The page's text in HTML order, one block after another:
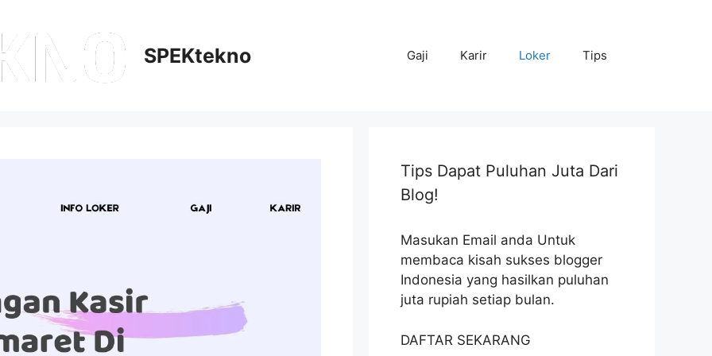
SPEKtekno Gaji Karir Loker Tips
Tips Dapat Puluhan Juta Dari
Blog!
Masukan Email anda Untuk
membaca kisah sukses blogger
Indonesia yang hasilkan puluhan
juta rupiah setiap bulan.
DAFTAR SEKARANG